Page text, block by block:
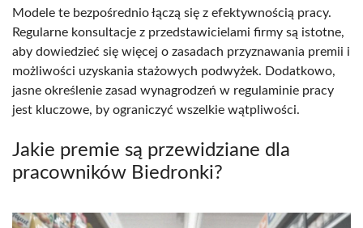
Modele te bezpośrednio łączą się z efektywnością pracy.
Regularne konsultacje z przedstawicielami firmy są istotne,
aby dowiedzieć się więcej o zasadach przyznawania premii i
możliwości uzyskania stażowych podwyżek. Dodatkowo,
jasne określenie zasad wynagrodzeń w regulaminie pracy
jest kluczowe, by ograniczyć wszelkie wątpliwości.
Jakie premie są przewidziane dla
pracowników Biedronki?